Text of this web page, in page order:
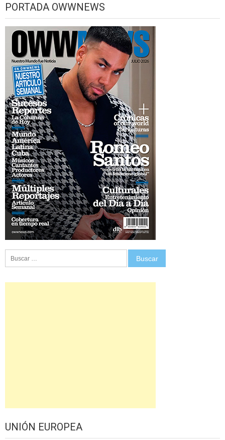
PORTADA OWWNEWS
UNIÓN EUROPEA